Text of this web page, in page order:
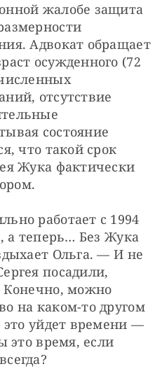
жалобе защита
Адвокат обращает
осужденного (72
отсутствие
состояние
что такой срок
Жука фактически
работает с 1994
а теперь… Без Жука
Ольга. — И не
посадили,
Конечно, можно
на каком-то другом
это уйдет времени —
это время, если